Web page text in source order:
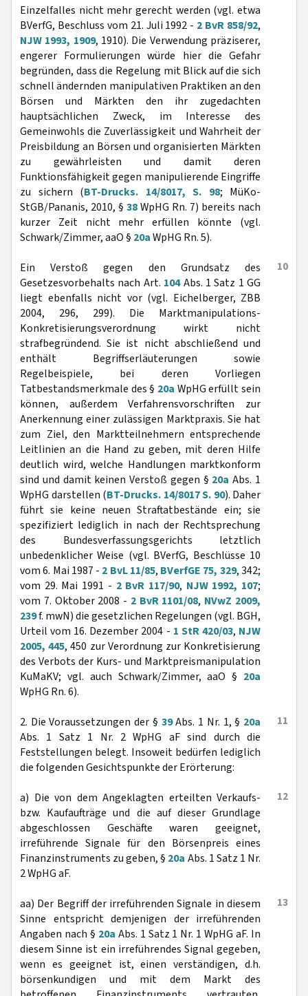
Einzelfalles nicht mehr gerecht werden (vgl. etwa
BVerfG, Beschluss vom 21. Juli 1992 - 2 BvR 858/92,
NJW 1993, 1909, 1910). Die Verwendung präziserer,
engerer Formulierungen würde hier die Gefahr
begründen, dass die Regelung mit Blick auf die sich
schnell ändernden manipulativen Praktiken an den
Börsen und Märkten den ihr zugedachten
hauptsächlichen Zweck, im Interesse des
Gemeinwohls die Zuverlässigkeit und Wahrheit der
Preisbildung an Börsen und organisierten Märkten
zu gewährleisten und damit deren
Funktionsfähigkeit gegen manipulierende Eingriffe
zu sichern (BT-Drucks. 14/8017, S. 98; MüKo-
StGB/Pananis, 2010, § 38WpHG Rn. 7) bereits nach
kurzer Zeit nicht mehr erfüllen könnte (vgl.
Schwark/Zimmer, aaO § 20aWpHG Rn. 5).
10
Ein Verstoß gegen den Grundsatz des
Gesetzesvorbehalts nach Art. 104Abs. 1 Satz 1 GG
liegt ebenfalls nicht vor (vgl. Eichelberger, ZBB
2004, 296, 299). Die Marktmanipulations-
Konkretisierungsverordnung wirkt nicht
strafbegründend. Sie ist nicht abschließend und
enthält Begriffserläuterungen sowie
Regelbeispiele, bei deren Vorliegen
Tatbestandsmerkmale des § 20a WpHG erfüllt sein
können, außerdem Verfahrensvorschriften zur
Anerkennung einer zulässigen Marktpraxis. Sie hat
zum Ziel, den Marktteilnehmern entsprechende
Leitlinien an die Hand zu geben, mit deren Hilfe
deutlich wird, welche Handlungen marktkonform
sind und damit keinen Verstoß gegen § 20a Abs. 1
WpHG darstellen (BT-Drucks. 14/8017 S. 90). Daher
führt sie keine neuen Straftatbestände ein; sie
spezifiziert lediglich in nach der Rechtsprechung
des Bundesverfassungsgerichts letztlich
unbedenklicher Weise (vgl. BVerfG, Beschlüsse 10
vom 6. Mai 1987 - 2 BvL 11/85, BVerfGE 75, 329, 342;
vom 29. Mai 1991 - 2 BvR 117/90, NJW 1992, 107;
vom 7. Oktober 2008 - 2 BvR 1101/08, NVwZ 2009,
239f. mwN) die gesetzlichen Regelungen (vgl. BGH,
Urteil vom 16. Dezember 2004 - 1 StR 420/03, NJW
2005, 445, 450 zur Verordnung zur Konkretisierung
des Verbots der Kurs- und Marktpreismanipulation
KuMaKV; vgl. auch Schwark/Zimmer, aaO § 20a
WpHG Rn. 6).
11
2. Die Voraussetzungen der § 39Abs. 1 Nr. 1, § 20a
Abs. 1 Satz 1 Nr. 2 WpHG aF sind durch die
Feststellungen belegt. Insoweit bedürfen lediglich
die folgenden Gesichtspunkte der Erörterung:
12
a) Die von dem Angeklagten erteilten Verkaufs-
bzw. Kaufaufträge und die auf dieser Grundlage
abgeschlossen Geschäfte waren geeignet,
irreführende Signale für den Börsenpreis eines
Finanzinstruments zu geben, § 20a Abs. 1 Satz 1 Nr.
2 WpHG aF.
13
aa) Der Begriff der irreführenden Signale in diesem
Sinne entspricht demjenigen der irreführenden
Angaben nach § 20a Abs. 1 Satz 1 Nr. 1 WpHG aF. In
diesem Sinne ist ein irreführendes Signal gegeben,
wenn es geeignet ist, einen verständigen, d.h.
börsenkundigen und mit dem Markt des